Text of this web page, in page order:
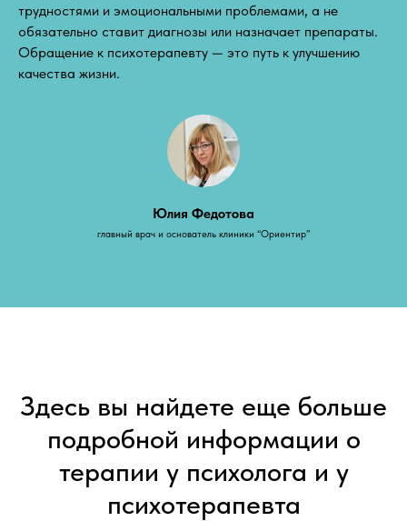
трудностями и эмоциональными проблемами, а не
обязательно ставит диагнозы или назначает препараты.
Обращение к психотерапевту — это путь к улучшению
качества жизни.
Юлия Федотова
главный врач и основатель клиники “Ориентир”
Здесь вы найдете еще больше
подробной информации о
терапии у психолога и у
психотерапевта